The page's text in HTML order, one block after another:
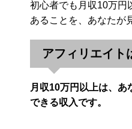
初心者でも月収10万円
あることを、あなたが
アフィリエイト
月収10万円以上は、あ
できる収入です。